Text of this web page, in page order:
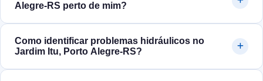
Alegre‑RS perto de mim?
Como identificar problemas hidráulicos no
Jardim Itu, Porto Alegre‑RS?